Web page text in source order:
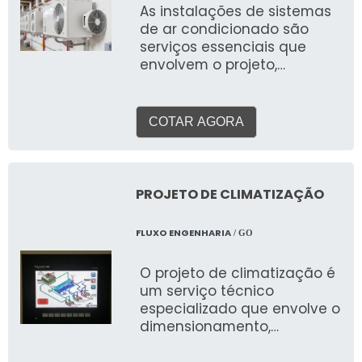
dutos para diversas zonas,
garantindo uma
climatização uniforme e
eficiente em grandes
As instalações de sistemas
de ar condicionado são
serviços essenciais que
envolvem o projeto,
equipamentos e
infraestrutura para
nacional. O objetivo é
térmico, qualidade do ar
interior (QAI) e eficiência
às necessidades
específicas de cada local e
às rigorosas normas
técnicas e ambientais do
COTAR AGORA
PROJETO DE CLIMATIZAÇÃO
FLUXO ENGENHARIA/ GO
O projeto de climatização é
um serviço técnico
especializado que envolve o
dimensionamento,